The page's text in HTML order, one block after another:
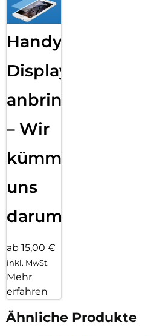
Handy
Displayfolie
anbringen
– Wir
kümmern
uns
darum!
ab 15,00 €
inkl. MwSt.
Mehr
erfahren
Ähnliche Produkte